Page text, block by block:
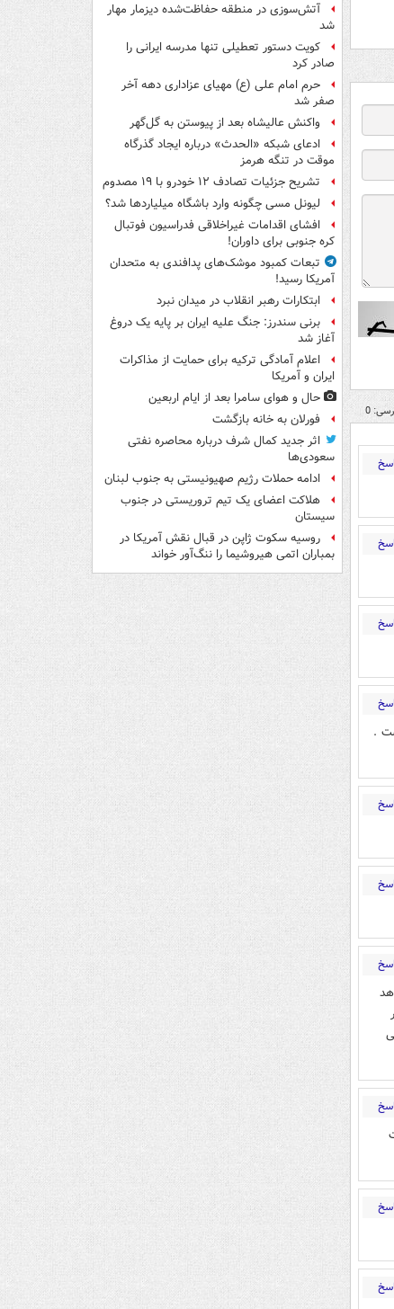
0
.
آتش‌سوزی در منطقه حفاظت‌شده دیزمار مهار
شد
کویت دستور تعطیلی تنها مدرسه ایرانی را
صادر کرد
حرم امام علی (ع) مهیای عزاداری دهه آخر
صفر شد
واکنش عالیشاه بعد از پیوستن به گل‌گهر
ادعای شبکه «الحدث» درباره ایجاد گذرگاه
موقت در تنگه هرمز
تشریح جزئیات تصادف ۱۲ خودرو با ۱۹ مصدوم
لیونل مسی چگونه وارد باشگاه میلیاردها شد؟
افشای اقدامات غیراخلاقی فدراسیون فوتبال
کره جنوبی برای داوران!
تبعات کمبود موشک‌های پدافندی به متحدان
آمریکا رسید!
ابتکارات رهبر انقلاب در میدان نبرد
برنی سندرز: جنگ علیه ایران بر پایه یک دروغ
آغاز شد
اعلام آمادگی ترکیه برای حمایت از مذاکرات
ایران و آمریکا
حال و هوای سامرا بعد از ایام اربعین
فورلان به خانه بازگشت
اثر جدید کمال شرف درباره محاصره نفتی
سعودی‌ها
ادامه حملات رژیم صهیونیستی به جنوب لبنان
هلاکت اعضای یک تیم تروریستی در جنوب
سیستان
روسیه سکوت ژاپن در قبال نقش آمریکا در
بمباران اتمی هیروشیما را ننگ‌آور خواند